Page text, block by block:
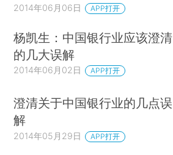
2014年06月06日 APP打开
杨凯生：中国银行业应该澄清
的几大误解
2014年06月02日 APP打开
澄清关于中国银行业的几点误
解
2014年05月29日 APP打开